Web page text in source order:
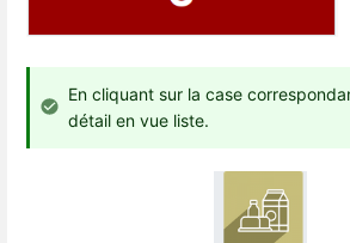
En cliquant sur la case
détail en vue liste.